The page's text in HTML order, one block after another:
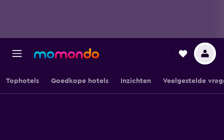
Tophotels Goedkope hotels Inzichten Veelgestelde